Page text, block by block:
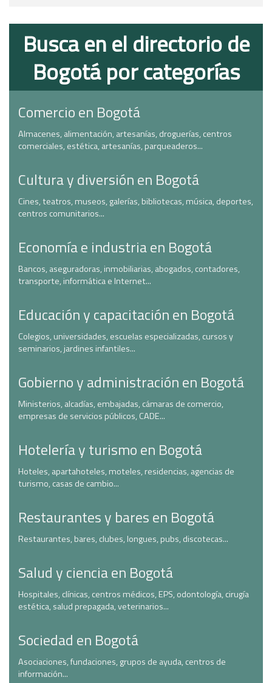
Busca en el directorio de
Bogotá por categorías
Comercio en Bogotá
Almacenes, alimentación, artesanías, droguerías, centros
comerciales, estética, artesanías, parqueaderos...
Cultura y diversión en Bogotá
Cines, teatros, museos, galerías, bibliotecas, música, deportes,
centros comunitarios...
Economía e industria en Bogotá
Bancos, aseguradoras, inmobiliarias, abogados, contadores,
transporte, informática e Internet...
Educación y capacitación en Bogotá
Colegios, universidades, escuelas especializadas, cursos y
seminarios, jardines infantiles...
Gobierno y administración en Bogotá
Ministerios, alcadías, embajadas, cámaras de comercio,
empresas de servicios públicos, CADE...
Hotelería y turismo en Bogotá
Hoteles, apartahoteles, moteles, residencias, agencias de
turismo, casas de cambio...
Restaurantes y bares en Bogotá
Restaurantes, bares, clubes, longues, pubs, discotecas...
Salud y ciencia en Bogotá
Hospitales, clínicas, centros médicos, EPS, odontología, cirugía
estética, salud prepagada, veterinarios...
Sociedad en Bogotá
Asociaciones, fundaciones, grupos de ayuda, centros de
información...